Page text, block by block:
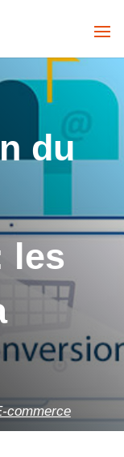
du
les
commerce